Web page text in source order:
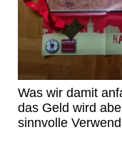
Was wir damit
das Geld wird
sinnvolle